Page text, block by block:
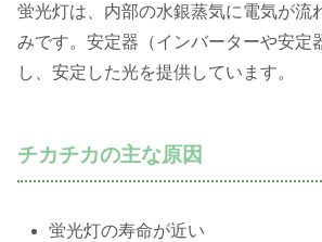
蛍光灯は、内部の水銀蒸気に電気が流
みです。安定器（インバーターや安定
し、安定した光を提供しています。
チカチカの主な原因
蛍光灯の寿命が近い